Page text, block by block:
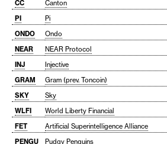
CC Canton
PI
Pi
ONDO
Ondo
NEAR
NEAR Protocol
INJ
Injective
GRAM
Gram (prev. Toncoin)
SKY
Sky
WLFI
World Liberty Financial
FET
Artificial Superintelligence Alliance
PENGU
Pudgy Penguins